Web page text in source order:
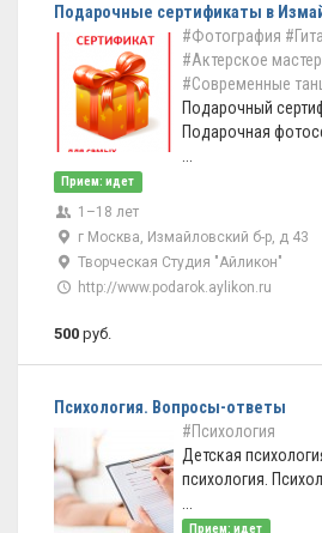
Подарочные сертификаты в
#Фотография
#Актерское
#Современные
Подарочный
Подарочная
Прием: идет
1–18 лет
г Москва, Измайловский б-р, д 43
Творческая Студия "Айликон"
http://www.podarok.aylikon.ru
500 руб.
Психология. Вопросы-ответы
#Психология
Детская
психология.
Прием: идет